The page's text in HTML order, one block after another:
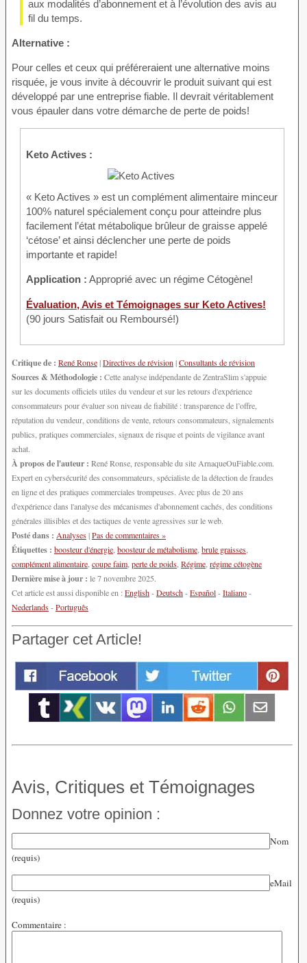
aux modalités d’abonnement et à l’évolution des avis au
fil du temps.
Alternative :
Pour celles et ceux qui préféreraient une alternative moins
risquée, je vous invite à découvrir le produit suivant qui est
développé par une entreprise fiable. Il devrait véritablement
vous épauler dans votre démarche de perte de poids!
Keto Actives :
« Keto Actives » est un complément alimentaire minceur
100% naturel spécialement conçu pour atteindre plus
facilement l’état métabolique brûleur de graisse appelé
‘cétose’ et ainsi déclencher une perte de poids
importante et rapide!
Application : Approprié avec un régime Cétogène!
Évaluation, Avis et Témoignages sur Keto Actives!
(90 jours Satisfait ou Remboursé!)
Critique de : René Ronse|Directives de révision|Consultants de révision
Sources & Méthodologie : Cette analyse indépendante de ZentraSlim s'appuie
sur les documents officiels utiles du vendeur et sur les retours d'expérience
consommateurs pour évaluer son niveau de fiabilité : transparence de l’offre,
réputation du vendeur, conditions de vente, retours consommateurs, signalements
publics, pratiques commerciales, signaux de risque et points de vigilance avant
achat.
À propos de l'auteur : René Ronse, responsable du site ArnaqueOuFiable.com.
Expert en cybersécurité des consommateurs, spécialiste de la détection de fraudes
en ligne et des pratiques commerciales trompeuses. Avec plus de 20 ans
d'expérience dans l'analyse des mécanismes d'abonnement cachés, des conditions
générales illisibles et des tactiques de vente agressives sur le web.
Posté dans : Analyses|Pas de commentaires »
Étiquettes : boosteur d'énergie boosteur de métabolisme brule graisses
complément alimentaire coupe faim perte de poids Régime régime cétogène
Dernière mise à jour : le 7 novembre 2025.
Cet article est aussi disponible en :English-Deutsch-Español-Italiano-
Nederlands-Português
Partager cet Article!
Avis, Critiques et Témoignages
Donnez votre opinion :
Nom
(requis)
eMail
(requis)
Commentaire :